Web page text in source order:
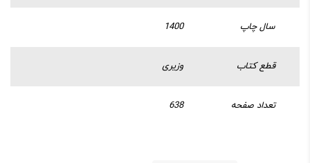
سال چاپ 1400
قطع کتاب وزیری
تعداد صفحه 638